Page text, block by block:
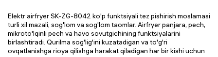
Elektr airfryer SK-ZG-8042 ko'p funktsiyali tez pishirish moslamasi
turli xil mazali, sog'lom va sog'lom taomlar. Airfryer panjara, pech,
mikroto'lqinli pech va havo sovutgichining funktsiyalarini
birlashtiradi. Qurilma sog'lig'ini kuzatadigan va to'g'ri
ovqatlanishga rioya qilishga harakat qiladigan har bir kishi uchun